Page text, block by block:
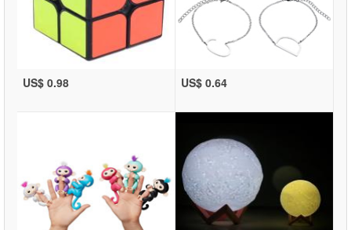
US$ 0.98 US$ 0.64